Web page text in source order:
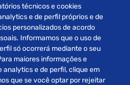
PESQUISAR
técnicos e cookies
e de perfil próprios e de
personalizados de acordo
Informamos que o uso de
só ocorrerá mediante o seu
maiores informações e
analytics e de perfil, clique em
que se você optar por rejeitar